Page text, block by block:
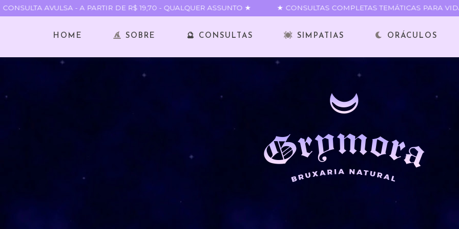
AVULSA - A PARTIR DE R$ 19,70 - QUALQUER ASSUNTO ★ ★ CONSULTAS COMPLETAS TEMÁTICAS PARA
HOME SOBRE 🔮 CONSULTAS SIMPATIAS ORÁCULOS